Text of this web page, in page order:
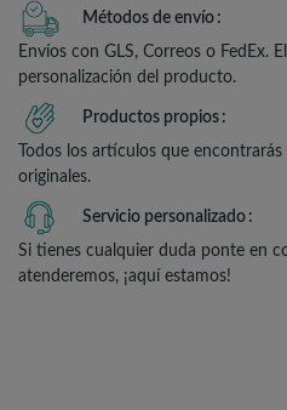
Métodos de envío
Envíos con GLS, Correos o FedEx.
personalización del producto.
Productos propios
Todos los artículos que
originales.
Servicio personalizado
Si tienes cualquier duda ponte en
atenderemos, ¡aquí estamos!